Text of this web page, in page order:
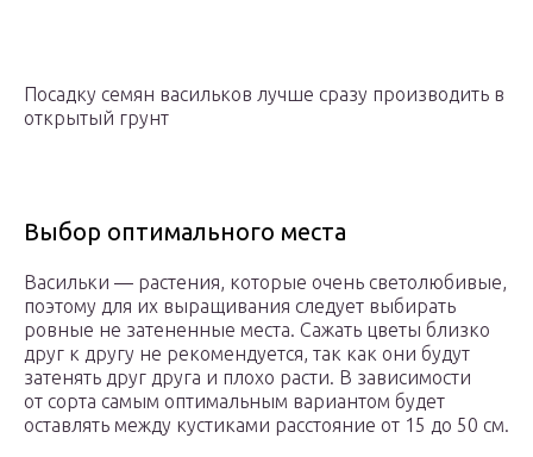
Посадку семян васильков лучше сразу производить в
открытый грунт
Выбор оптимального места
Васильки — растения, которые очень светолюбивые,
поэтому для их выращивания следует выбирать
ровные не затененные места. Сажать цветы близко
друг к другу не рекомендуется, так как они будут
затенять друг друга и плохо расти. В зависимости
от сорта самым оптимальным вариантом будет
оставлять между кустиками расстояние от 15 до 50 см.